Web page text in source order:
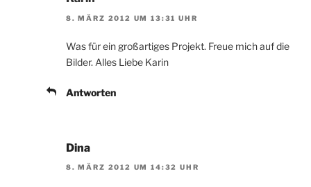
8. MÄRZ 2012 UM 13:31 UHR
Was für ein großartiges Projekt. Freue mich auf die
Bilder. Alles Liebe Karin
Antworten
Dina
8. MÄRZ 2012 UM 14:32 UHR